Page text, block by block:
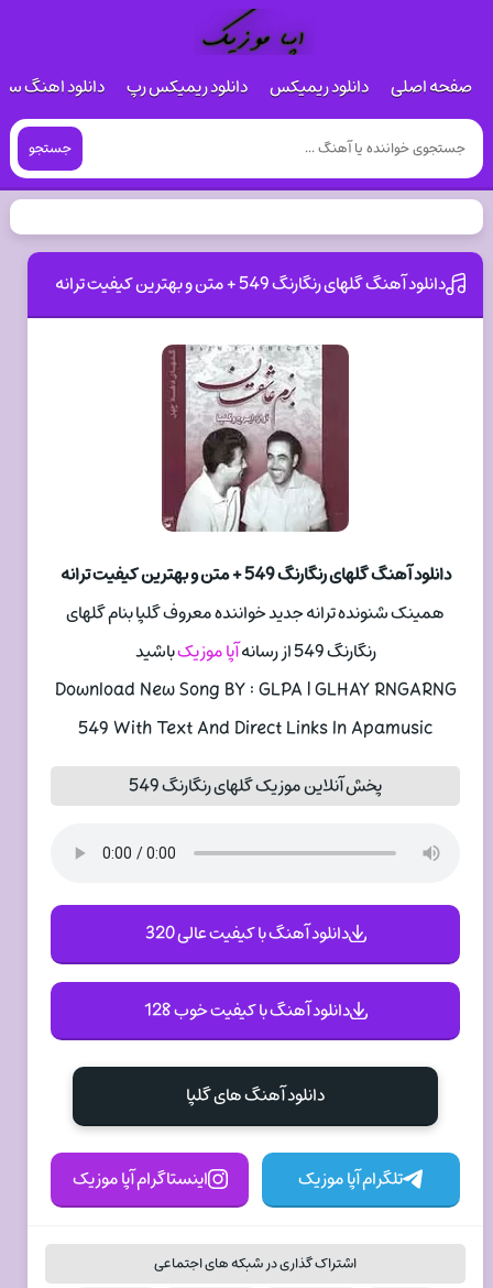
صفحه اصلی دانلود ریمیکس دانلود ریمیکس رپ دانلود اهنگ
جستجو
دانلود آهنگ گلهای رنگارنگ 549 + متن و بهترین کیفیت ترانه
دانلود آهنگ گلهای رنگارنگ 549 + متن و بهترین کیفیت ترانه
همینک شنونده ترانه جدید خواننده معروف گلپا بنام گلهای
رنگارنگ 549 از رسانه
آپا موزیکباشید
Download New Song BY : GLPA | GLHAY RNGARNG
549 With Text And Direct Links In Apamusic
پخش آنلاین موزیک گلهای رنگارنگ 549
دانلود آهنگ با کیفیت عالی 320
دانلود آهنگ با کیفیت خوب 128
دانلود آهنگ های گلپا
تلگرام آپا موزیک اینستاگرام آپا موزیک
اشتراک گذاری در شبکه های اجتماعی